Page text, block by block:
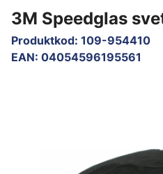
3M Speedglas
Produktkod: 109-954410
EAN: 04054596195561